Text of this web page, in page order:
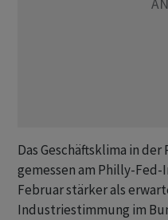
Das Geschäftsklima in
gemessen am Philly-
Februar stärker als
Industriestimmung im